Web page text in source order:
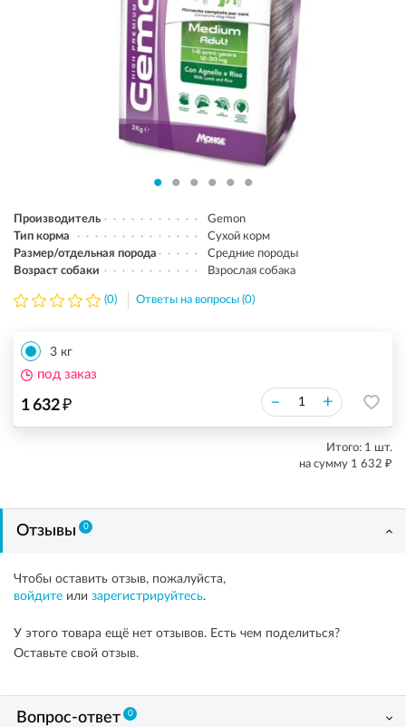
Производитель
Gemon
Тип корма
Сухой корм
Размер/отдельная порода
Средние породы
Возраст собаки
Взрослая собака
(0) Ответы на вопросы (0)
3 кг
1 632₽ – +
под заказ
Итого: 1 шт.
на сумму 1 632 ₽
Отзывы 0
Чтобы оставить отзыв, пожалуйста,
войдите или зарегистрируйтесь.
У этого товара ещё нет отзывов. Есть чем поделиться?
Оставьте свой отзыв.
Вопрос-ответ 0